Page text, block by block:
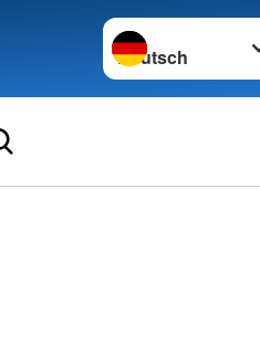
Sprache wechseln zu